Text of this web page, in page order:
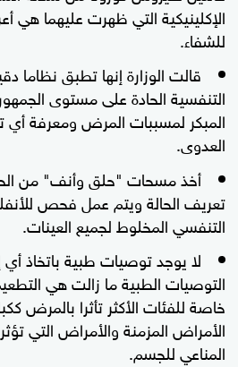
الإكلينيكية التي ظهرت عليهما هي
للشفاء.
قالت الوزارة إنها تطبق نظاما
التنفسية الحادة على مستوى
المبكر لمسببات المرض ومعرفة
العدوى.
أخذ مسحات "حلق وأنف" من
تعريف الحالة ويتم عمل فحص
التنفسي المخلوط لجميع العينات.
لا يوجد توصيات طبية باتخاذ أي
التوصيات الطبية ما زالت هي
خاصة للفئات الأكثر تأثرا بالمرض
الأمراض المزمنة والأمراض التي
المناعي للجسم.